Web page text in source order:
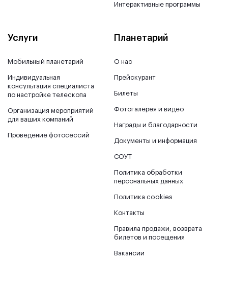
Интерактивные программы
Услуги
Мобильный планетарий
Индивидуальная
консультация специалиста
по настройке телескопа
Организация мероприятий
для ваших компаний
Проведение фотосессий
Планетарий
О нас
Прейскурант
Билеты
Фотогалерея и видео
Награды и благодарности
Документы и информация
СОУТ
Политика обработки
персональных данных
Политика cookies
Контакты
Правила продажи, возврата
билетов и посещения
Вакансии